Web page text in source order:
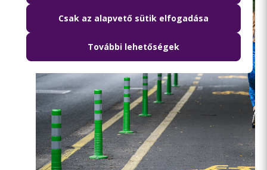
Csak az alapvető sütik elfogadása
További lehetőségek